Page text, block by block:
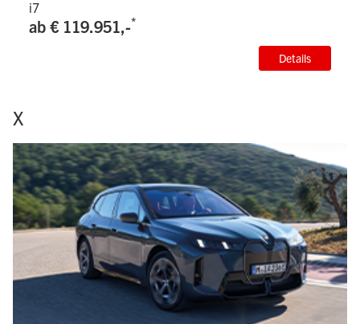
i7
ab € 119.951,-*
Details
X